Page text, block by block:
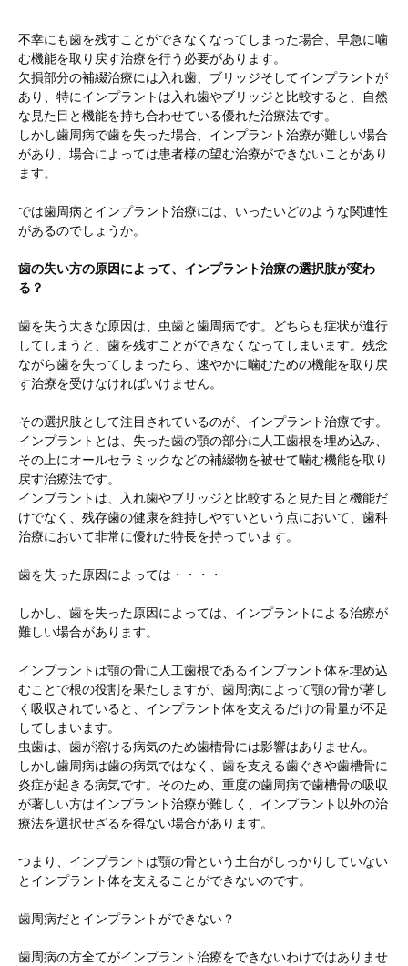
不幸にも歯を残すことができなくなってしまった場合、早急に噛
む機能を取り戻す治療を行う必要があります。
欠損部分の補綴治療には入れ歯、ブリッジそしてインプラントが
あり、特にインプラントは入れ歯やブリッジと比較すると、自然
な見た目と機能を持ち合わせている優れた治療法です。
しかし歯周病で歯を失った場合、インプラント治療が難しい場合
があり、場合によっては患者様の望む治療ができないことがあり
ます。
では歯周病とインプラント治療には、いったいどのような関連性
があるのでしょうか。
歯の失い方の原因によって、インプラント治療の選択肢が変わ
る？
歯を失う大きな原因は、虫歯と歯周病です。どちらも症状が進行
してしまうと、歯を残すことができなくなってしまいます。残念
ながら歯を失ってしまったら、速やかに噛むための機能を取り戻
す治療を受けなければいけません。
その選択肢として注目されているのが、インプラント治療です。
インプラントとは、失った歯の顎の部分に人工歯根を埋め込み、
その上にオールセラミックなどの補綴物を被せて噛む機能を取り
戻す治療法です。
インプラントは、入れ歯やブリッジと比較すると見た目と機能だ
けでなく、残存歯の健康を維持しやすいという点において、歯科
治療において非常に優れた特長を持っています。
歯を失った原因によっては・・・・
しかし、歯を失った原因によっては、インプラントによる治療が
難しい場合があります。
インプラントは顎の骨に人工歯根であるインプラント体を埋め込
むことで根の役割を果たしますが、歯周病によって顎の骨が著し
く吸収されていると、インプラント体を支えるだけの骨量が不足
してしまいます。
虫歯は、歯が溶ける病気のため歯槽骨には影響はありません。
しかし歯周病は歯の病気ではなく、歯を支える歯ぐきや歯槽骨に
炎症が起きる病気です。そのため、重度の歯周病で歯槽骨の吸収
が著しい方はインプラント治療が難しく、インプラント以外の治
療法を選択せざるを得ない場合があります。
つまり、インプラントは顎の骨という土台がしっかりしていない
とインプラント体を支えることができないのです。
歯周病だとインプラントができない？
歯周病の方全てがインプラント治療をできないわけではありませ